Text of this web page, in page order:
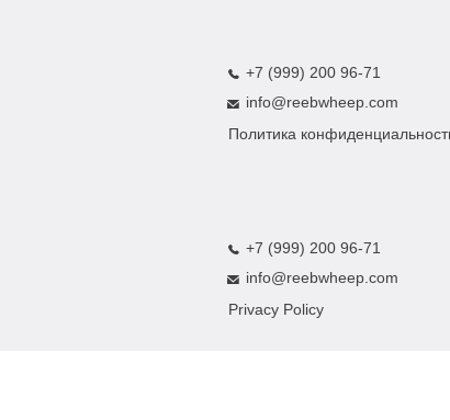
info@reebwheep.com
+7 (999) 200 96-71
Политика
info@reebwheep.com
+7 (999) 200 96-71
Privacy Policy